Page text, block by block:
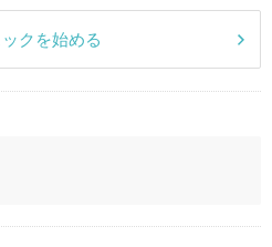
クを始める